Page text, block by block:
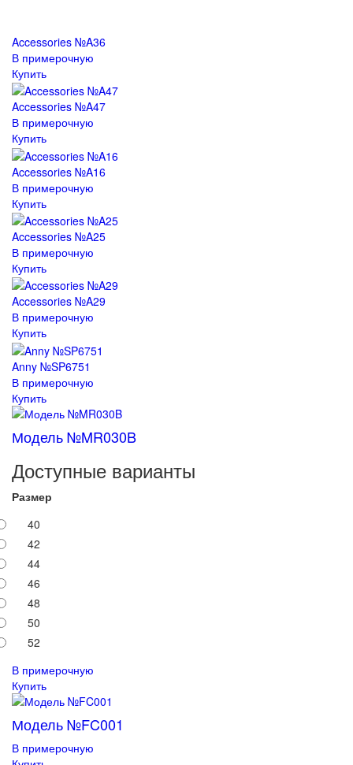
Accessories №A36
В примерочную
Купить
Accessories №A47
В примерочную
Купить
Accessories №A16
В примерочную
Купить
Accessories №A25
В примерочную
Купить
Accessories №A29
В примерочную
Купить
Anny №SP6751
В примерочную
Купить
Модель №MR030B
Доступные варианты
Размер
40
42
44
46
48
50
52
В примерочную
Купить
Модель №FC001
В примерочную